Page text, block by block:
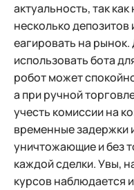
актуальность, так
несколько
еагировать на
использовать бота
робот может
а при ручной
учесть комиссии на
временные задержки
уничтожающие и без
каждой сделки. Увы,
курсов наблюдается